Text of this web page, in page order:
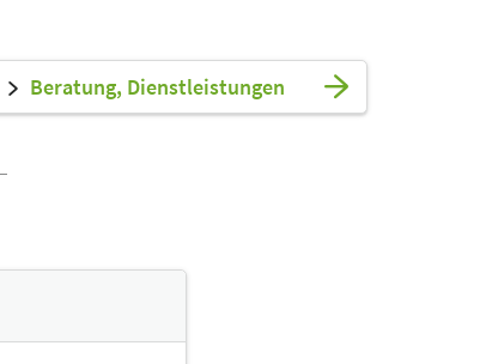
Beratung, Dienstleistungen